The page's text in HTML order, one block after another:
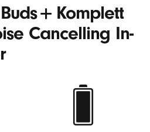
+Komplett
Cancelling In-